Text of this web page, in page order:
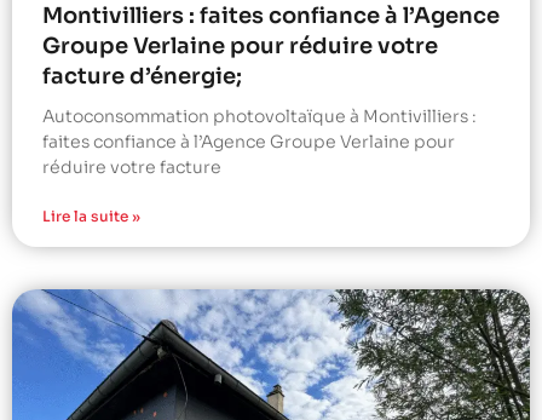
Montivilliers : faites confiance à l’Agence
Groupe Verlaine pour réduire votre
facture d’énergie;
Autoconsommation photovoltaïque à Montivilliers :
faites confiance à l’Agence Groupe Verlaine pour
réduire votre facture
Lire la suite »